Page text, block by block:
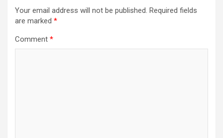
Your email address will not be published. Required fields
are marked *
Comment *